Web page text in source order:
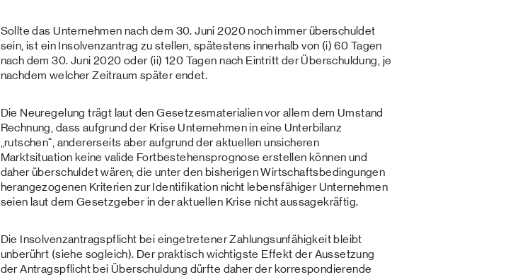
Sollte das Unternehmen nach dem 30. Juni 2020 noch immer überschuldet
sein, ist ein Insolvenzantrag zu stellen, spätestens innerhalb von (i) 60 Tagen
nach dem 30. Juni 2020 oder (ii) 120 Tagen nach Eintritt der Überschuldung, je
nachdem welcher Zeitraum später endet.
Die Neuregelung trägt laut den Gesetzesmaterialien vor allem dem Umstand
Rechnung, dass aufgrund der Krise Unternehmen in eine Unterbilanz
„rutschen“, andererseits aber aufgrund der aktuellen unsicheren
Marktsituation keine valide Fortbestehensprognose erstellen können und
daher überschuldet wären; die unter den bisherigen Wirtschaftsbedingungen
herangezogenen Kriterien zur Identifikation nicht lebensfähiger Unternehmen
seien laut dem Gesetzgeber in der aktuellen Krise nicht aussagekräftig.
Die Insolvenzantragspflicht bei eingetretener Zahlungsunfähigkeit bleibt
unberührt (siehe sogleich). Der praktisch wichtigste Effekt der Aussetzung
der Antragspflicht bei Überschuldung dürfte daher der korrespondierende